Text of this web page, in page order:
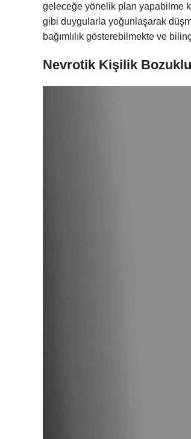
geleceğe yönelik plan yapabilme
gibi duygularla yoğunlaşarak
bağımlılık gösterebilmekte ve
Nevrotik Kişilik